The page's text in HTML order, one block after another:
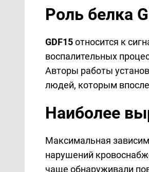
Роль белка
GDF15относится к
воспалительных
Авторы работы
людей, которым
Наиболее
Максимальная
нарушений
чаще обнаруживали